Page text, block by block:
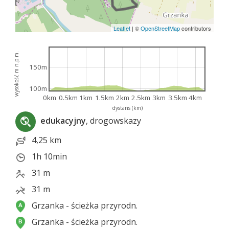
Leaflet | ©OpenStreetMapcontributors
dystans (km)
wysokość m n.p.m.
0km 0.5km 1km 1.5km 2km 2.5km 3km 3.5km 4km
100m
150m
edukacyjny, drogowskazy
4,25 km
1h 10min
31 m
31 m
Grzanka - ścieżka przyrodn.
Grzanka - ścieżka przyrodn.